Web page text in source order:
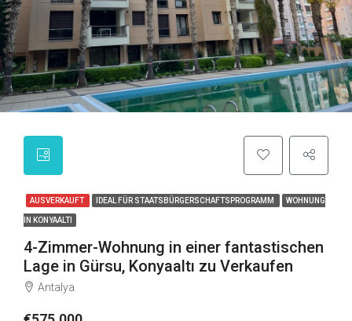
AUSVERKAUFT IDEAL FÜR STAATSBÜRGERSCHAFTSPROGRAMM WOHNUNG
IN KONYAALTI
4-Zimmer-Wohnung in einer fantastischen
Lage in Gürsu, Konyaaltı zu Verkaufen
Antalya